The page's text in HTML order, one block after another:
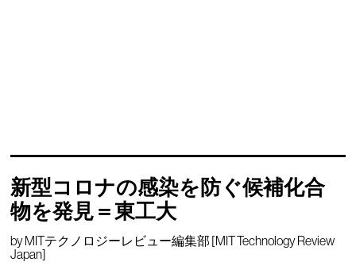
新型コロナの感染を防ぐ候補化合
物を発見＝東工大
byMITテクノロジーレビュー編集部 [MIT Technology Review
Japan]